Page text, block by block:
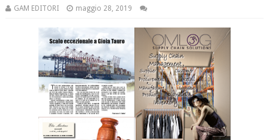
GAM EDITORI maggio 28, 2019